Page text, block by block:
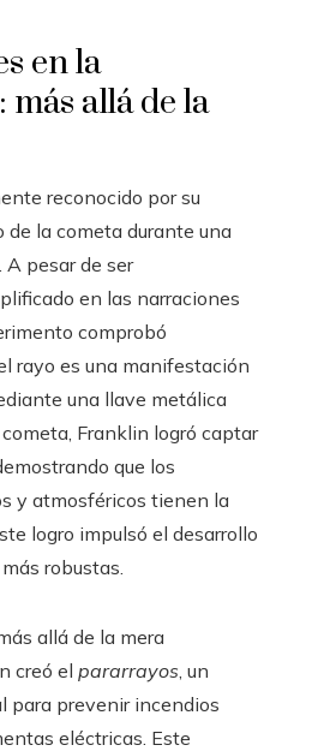
en la
allá de la
reconocido por su
la cometa durante una
pesar de ser
en las narraciones
comprobó
rayo es una manifestación
una llave metálica
Franklin logró captar
que los
y atmosféricos tienen la
logro impulsó el desarrollo
robustas.
allá de la mera
creó el pararrayos , un
para prevenir incendios
eléctricas. Este